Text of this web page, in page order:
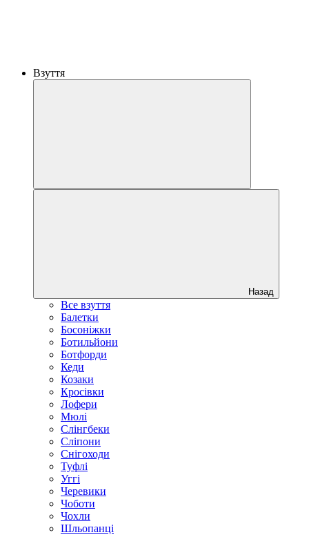
Взуття
Назад
Все взуття
Балетки
Босоніжки
Ботильйони
Ботфорди
Кеди
Козаки
Кросівки
Лофери
Мюлі
Слінгбеки
Сліпони
Снігоходи
Туфлі
Уггі
Черевики
Чоботи
Чохли
Шльопанці